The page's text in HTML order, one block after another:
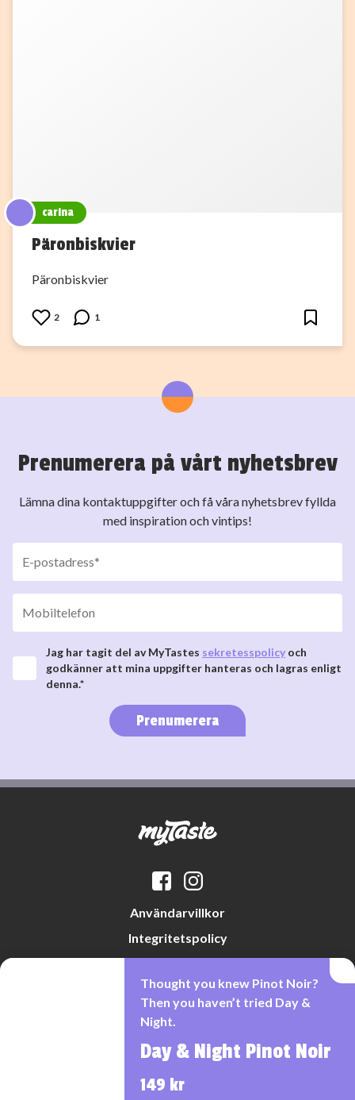
carina
Päronbiskvier
Päronbiskvier
2 1
Prenumerera på vårt nyhetsbrev
Lämna dina kontaktuppgifter och få våra nyhetsbrev fyllda
med inspiration och vintips!
Jag har tagit del av MyTastes sekretesspolicy och
godkänner att mina uppgifter hanteras och lagras enligt
denna.*
Prenumerera
Användarvillkor
Integritetspolicy
Cookiepolicy
Denna webbplats drivs av Vinklubben i Norden AB
Thought you knew Pinot Noir?
Then you haven’t tried Day &
Night.
Day & Night Pinot Noir
149 kr